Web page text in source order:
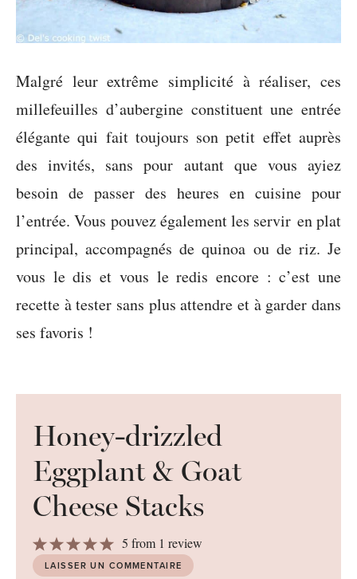
Malgré leur extrême simplicité à réaliser, ces
millefeuilles d’aubergine constituent une entrée
élégante qui fait toujours son petit effet auprès
des invités, sans pour autant que vous ayiez
besoin de passer des heures en cuisine pour
l’entrée. Vous pouvez également les servir en plat
principal, accompagnés de quinoa ou de riz. Je
vous le dis et vous le redis encore : c’est une
recette à tester sans plus attendre et à garder dans
ses favoris !
Honey-drizzled
Eggplant & Goat
Cheese Stacks
5
Stars
4
Stars
3
Stars
2
Stars
1
Star
5 from 1 review
LAISSER UN COMMENTAIRE